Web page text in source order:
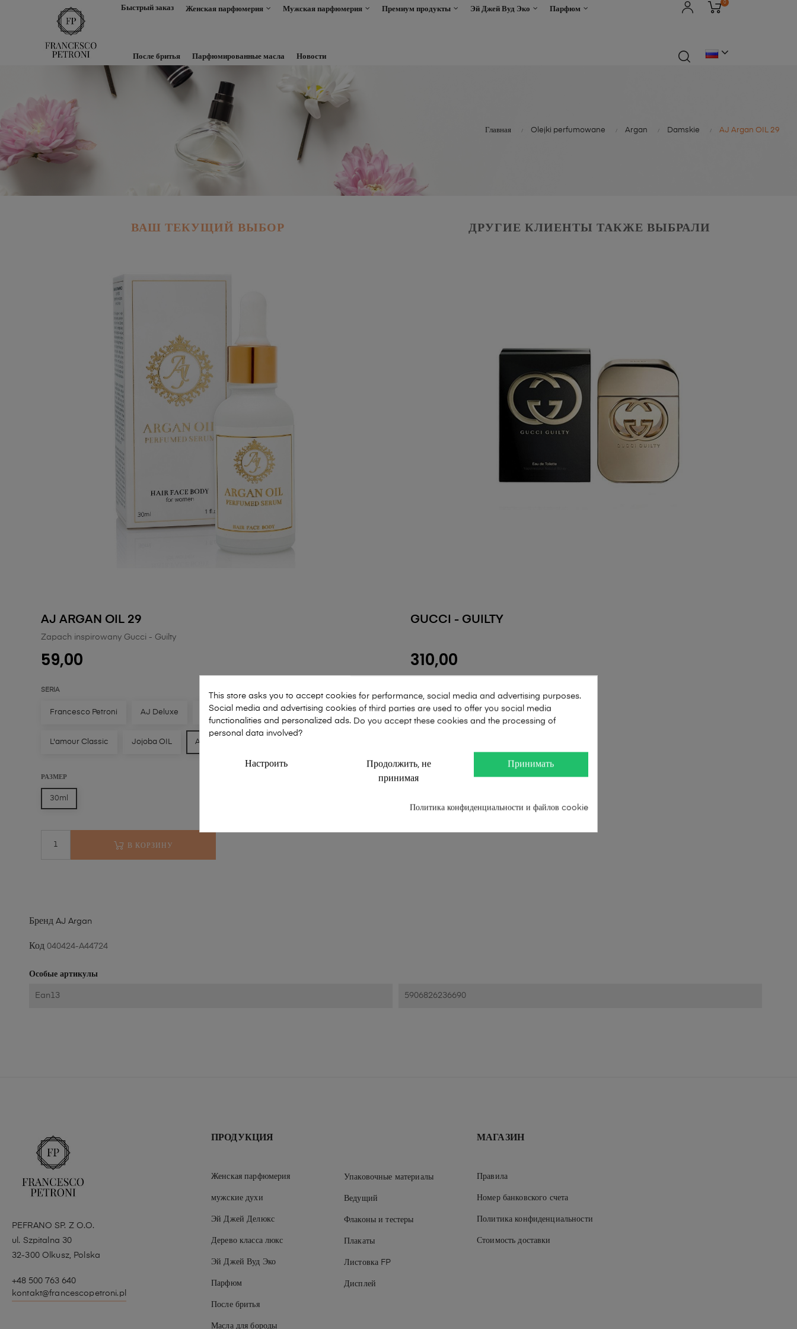
Быстрый заказ Женская парфюмерия Мужская парфюмерия Премиум продукты Эй Джей Вуд Эко Парфюм
После бритья Парфюмированные масла Новости
0
Главная Olejki perfumowane Argan Damskie AJ Argan OIL 29
ВАШ ТЕКУЩИЙ ВЫБОР
AJ ARGAN OIL 29
Zapach inspirowany Gucci - Guilty
59,00
SERIA
Francesco Petroni AJ Deluxe AJ Deluxe Wood L'amour Premium
L'amour Classic Jojoba OIL Argan OIL
РАЗМЕР
30ml
В КОРЗИНУ
ДРУГИЕ КЛИЕНТЫ ТАКЖЕ ВЫБРАЛИ
GUCCI - GUILTY
310,00
75ml
Бренд AJ Argan
Код 040424-A44724
Особые артикулы
Ean13 5906826236690
PEFRANO SP. Z O.O.
ul. Szpitalna 30
32-300 Olkusz, Polska
+48 500 763 640
kontakt@francescopetroni.pl
ПРОДУКЦИЯ
Женская парфюмерия
мужские духи
Эй Джей Делюкс
Дерево класса люкс
Эй Джей Вуд Эко
Парфюм
После бритья
Масла для бороды
Упаковочные материалы
Ведущий
Флаконы и тестеры
Плакаты
Листовка FP
Дисплей
МАГАЗИН
Правила
Номер банковского счета
Политика конфиденциальности
Стоимость доставки
This store asks you to accept cookies for performance, social media and advertising purposes.
Social media and advertising cookies of third parties are used to offer you social media
functionalities and personalized ads. Do you accept these cookies and the processing of
personal data involved?
Принимать
Продолжить, не
принимая
Настроить
Политика конфиденциальности и файлов cookie